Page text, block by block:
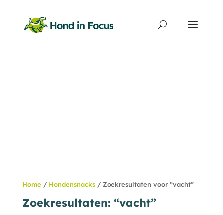
Home/ Hondensnacks/ Zoekresultaten voor “vacht”
Zoekresultaten: “vacht”